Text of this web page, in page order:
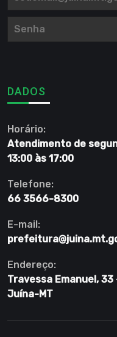
DADOS
Horário:
Atendimento de
13:00 às 17:00
Telefone:
66 3566-8300
E-mail:
Endereço:
Travessa Emanuel,
Juína-MT